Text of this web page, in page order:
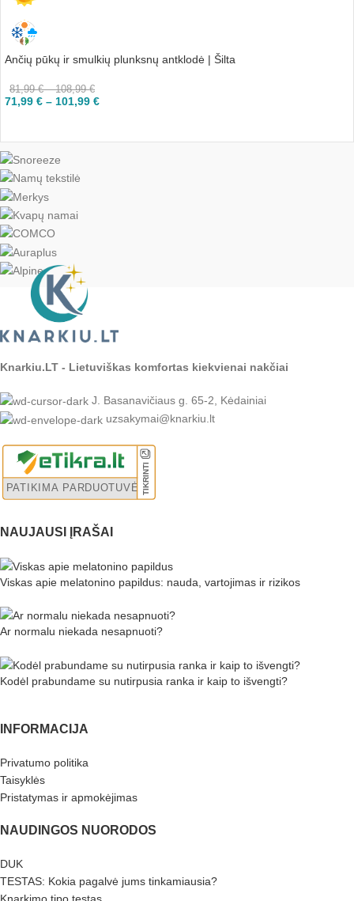
Ančių pūkų ir smulkių plunksnų antklodė | Šilta
81,99€–108,99€
71,99 € – 101,99 €
Knarkiu.LT - Lietuviškas komfortas kiekvienai nakčiai
J. Basanavičiaus g. 65-2, Kėdainiai
uzsakymai@knarkiu.lt
NAUJAUSI ĮRAŠAI
Viskas apie melatonino papildus: nauda, vartojimas ir rizikos
Ar normalu niekada nesapnuoti?
Kodėl prabundame su nutirpusia ranka ir kaip to išvengti?
INFORMACIJA
Privatumo politika
Taisyklės
Pristatymas ir apmokėjimas
NAUDINGOS NUORODOS
DUK
TESTAS: Kokia pagalvė jums tinkamiausia?
Knarkimo tipo testas